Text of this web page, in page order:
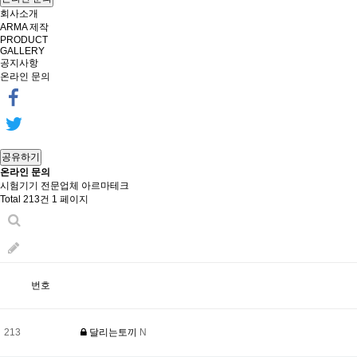
회사소개
ARMA 제작
PRODUCT
GALLERY
공지사항
온라인 문의
공유하기
온라인 문의
시험기기 전문업체 아르마테크
Total 213건 1 페이지
번호
213 달리는토끼 N